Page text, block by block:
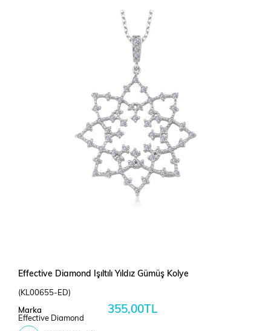
Effective Diamond Işıltılı Yıldız Gümüş Kolye
(KL00655-ED)
Marka
Effective Diamond
355,00TL